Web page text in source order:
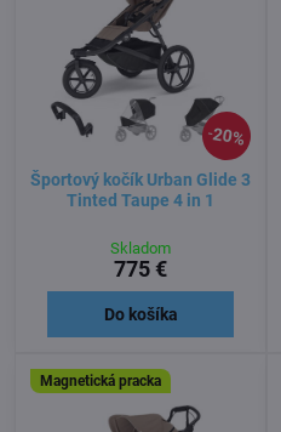
20%
Športový kočík Urban Glide 3
Tinted Taupe 4 in 1
Skladom
775 €
Do košíka
Magnetická pracka